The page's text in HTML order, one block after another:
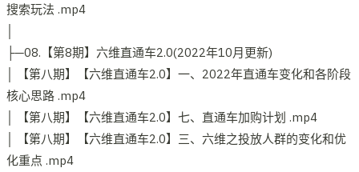
搜索玩法 .mp4
├─08.【第8期】六维直通车2.0(2022年10月更新)
│ 【第八期】【六维直通车2.0】一、2022年直通车变化和各阶段
核心思路 .mp4
│ 【第八期】【六维直通车2.0】七、直通车加购计划 .mp4
│ 【第八期】【六维直通车2.0】三、六维之投放人群的变化和优
化重点 .mp4